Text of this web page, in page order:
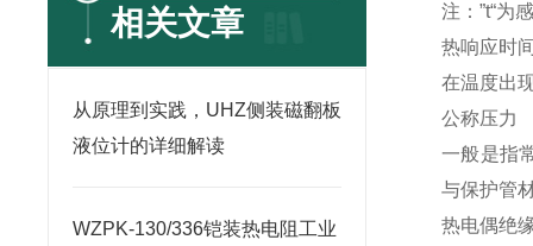
相关文章
从原理到实践，UHZ侧装磁翻板
液位计的详细解读
WZPK-130/336铠装热电阻工业
注：”t“为
热响应时
在温度出
公称压力
一般是指
与保护管
热电偶绝